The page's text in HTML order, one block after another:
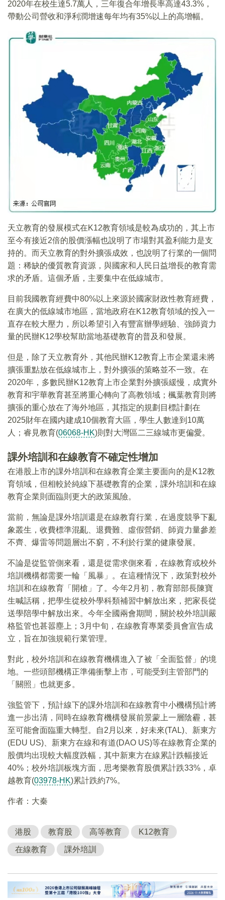
2020年在校生達5.7萬人，三年復合年增長率高達43.3%，
帶動公司營收和淨利潤增速每年均有35%以上的高增幅。
天立教育的發展模式在K12教育領域是較為成功的，其上市
至今有接近2倍的股價漲幅也說明了市場對其盈利能力是支
持的。而天立教育的對外擴張成效，也說明了行業的一個問
題：稀缺的優質教育資源，與國家和人民日益增長的教育需
求的矛盾。這個矛盾，主要集中在低線城市。
目前我國教育經費中80%以上來源於國家財政性教育經費，
在廣大的低線城市地區，當地政府在K12教育領域的投入一
直存在較大壓力，所以希望引入有豐富辦學經驗、強師資力
量的民辦K12學校幫助當地基礎教育的普及和發展。
但是，除了天立教育外，其他民辦K12教育上市企業還未將
擴張重點放在低線城市上，對外擴張的策略並不一致。在
2020年，多數民辦K12教育上市企業對外擴張緩慢，成實外
教育和宇華教育甚至將重心轉向了高教領域；楓葉教育則將
擴張的重心放在了海外地區，其指定的規劃目標計劃在
2025財年在國内建成10個教育大區，學生人數達到10萬
人；睿見教育(06068-HK)則對大灣區二三線城市更偏愛。
課外培訓和在線教育不確定性增加
在港股上市的課外培訓和在線教育企業主要面向的是K12教
育領域，但相較於純線下基礎教育的企業，課外培訓和在線
教育企業則面臨則更大的政策風險。
當前，無論是課外培訓還是在線教育行業，在過度競爭下亂
象叢生，收費標準混亂、退費難、虛假營銷、師資力量參差
不齊、爆雷等問題層出不窮，不利於行業的健康發展。
不論是從監管側來看，還是從需求側來看，在線教育或校外
培訓機構都需要一輪「風暴」。在這種情況下，政策對校外
培訓和在線教育「開槍」了。今年2月初，教育部部長陳寶
生喊話稱，把學生從校外學科類補習中解放出來，把家長從
送學陪學中解放出來。今年全國兩會期間，關於校外培訓嚴
格監管也甚嚣塵上；3月中旬，在線教育專業委員會宣告成
立，旨在加強規範行業管理。
對此，校外培訓和在線教育機構進入了被「全面監督」的境
地。一些頭部機構正準備衝擊上市，可能受到主管部門的
「關照」也就更多。
強監管下，預計線下的課外培訓和在線教育中小機構預計將
進一步出清，同時在線教育機構發展前景蒙上一層陰霾，甚
至可能會面臨重大轉型。自2月以來，好未來(TAL)、新東方
(EDU US)、新東方在線和有道(DAO US)等在線教育企業的
股價均出現較大幅度跌幅，其中新東方在線累計跌幅接近
40%；校外培訓板塊方面，思考樂教育股價累計跌33%，卓
越教育(03978-HK)累計跌約7%。
作者：大秦
港股 教育股 高等教育 K12教育
在線教育 課外培訓